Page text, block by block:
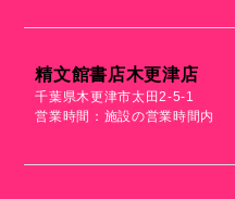
精文館書店木更津店
千葉県木更津市太田2-5-1
営業時間：施設の営業時間内